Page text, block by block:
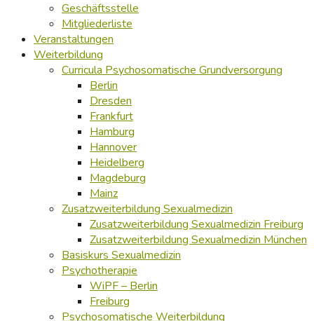
Geschäftsstelle
Mitgliederliste
Veranstaltungen
Weiterbildung
Curricula Psychosomatische Grundversorgung
Berlin
Dresden
Frankfurt
Hamburg
Hannover
Heidelberg
Magdeburg
Mainz
Zusatzweiterbildung Sexualmedizin
Zusatzweiterbildung Sexualmedizin Freiburg
Zusatzweiterbildung Sexualmedizin München
Basiskurs Sexualmedizin
Psychotherapie
WiPF – Berlin
Freiburg
Psychosomatische Weiterbildung